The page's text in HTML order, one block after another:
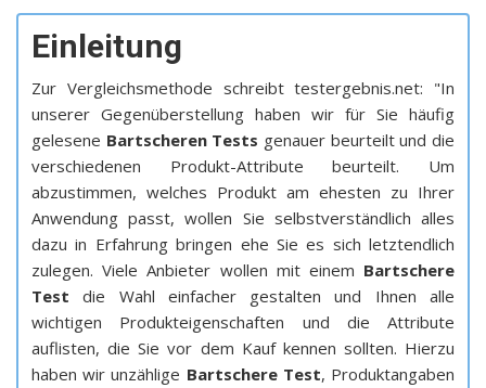
Einleitung
Zur Vergleichsmethode schreibt testergebnis.net: "In
unserer Gegenüberstellung haben wir für Sie häufig
gelesene Bartscheren Tests genauer beurteilt und die
verschiedenen Produkt-Attribute beurteilt. Um
abzustimmen, welches Produkt am ehesten zu Ihrer
Anwendung passt, wollen Sie selbstverständlich alles
dazu in Erfahrung bringen ehe Sie es sich letztendlich
zulegen. Viele Anbieter wollen mit einem Bartschere
Testdie Wahl einfacher gestalten und Ihnen alle
wichtigen Produkteigenschaften und die Attribute
auflisten, die Sie vor dem Kauf kennen sollten. Hierzu
haben wir unzählige Bartschere Test, Produktangaben